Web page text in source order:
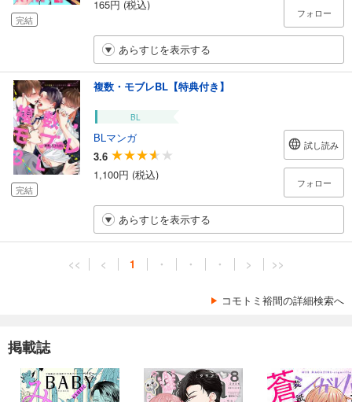
完結
165円 (税込)
フォロー
あらすじを表示する
完結
複数・モブレBL【特典付き】
BL
BLマンガ
3.6
1,100円 (税込)
試し読み
フォロー
あらすじを表示する
<< < 1 ・ ・ ・ > >>
コモトミ裕間の詳細検索へ
掲載誌